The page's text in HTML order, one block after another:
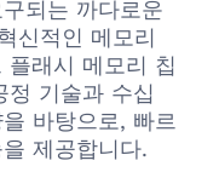
되는 까다로운
신적인 메모리
래시 메모리 칩
기술과 수십
바탕으로, 빠르
제공합니다.